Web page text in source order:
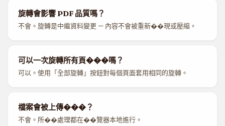
旋轉會影響 PDF 品質嗎？
不會。旋轉是中繼資料變更 — 內容不會被重新��現或壓縮。
可以一次旋轉所有頁���嗎？
可以。使用「全部旋轉」按鈕對每個頁面套用相同的旋轉。
檔案會被上傳���？
不會。所��處理都在��覽器本地進行。